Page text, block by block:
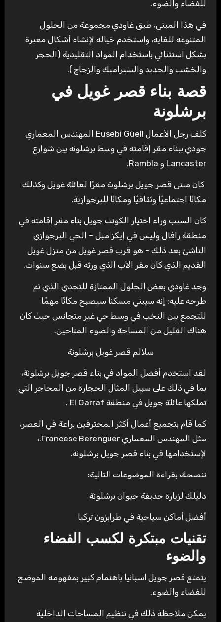
للفضاء والضوء.
في هذا المبنى، طبق غاودي مجموعة من الحلول
المتنوعة للغاية، واستخدم خياله لإنشاء أشكال معبرة
بشكل استثنائي باستخدام المواد التقليدية (الحجر
والخشب والحديد والسيراميك والزجاج ).
قصة بناء قصر غويل في
برشلونة
كلف رجل الأعمال Eusebi Güell المهندس المعماري
جودي ببناء مقر إقامته في وسط برشلونة بين شوارع
Lancaster و Rambla.
كان مبنى قصر جويل برشلونة مقرًا لعائلة غويل وكذلك
مكانًا اجتماعيًا وثقافيًا ومكانًا للبرجوازية.
كان السبب وراء اختيار الكونت جويل بناء مقر إقامته في
منطقة رافال وليس في إيكزامبل – الحي البرجوازي
الناشئ بعد ذلك – هو قرب قصر غويل من منزل غويل
القديم الذي كان مقر الأب الذي ورثه قبل بضع سنوات.
وجد غاودي بعض الحلول الممتازة للتحدي الذي تم
طرحه عليه: إنه سيبني مسكنا سيصبح مكانًا مهمًا
للتجمع بين النخب في وسط حي غير متجانس حيث كان
هناك القليل من المساحة والضوء المتاحين.
سلالم قصر غويل برشلونة
لقد استخدم أفضل المواد في بناء قصر جويل برشلونة،
بما في ذلك على سبيل المثال الحجارة من المحاجر التي
تملكها عائلة جويل في منطقة El Garraf .
كما قام بتجميع أعمال أكثر المحترفين براعة في العصر،
مثل المهندس المعماري Francesc Berenguer.،
لإستخدامها في بناء قصر جويل برشلونة.
ننصحك بقراءة الموضوعات التالية:
دليلك لزيارة حديقة حيوان برشلونة
أفضل أماكن سياحية في طرابزون تركيا
تقنيات مبتكرة لكسب الفضاء
والضوء
يتمتع قصر جويل اسبانيا باهتمام كبير بمفهومه الموضح
للفضاء والضوء.
يمكن ملاحظة ذلك في تنظيم المساحات الداخلية